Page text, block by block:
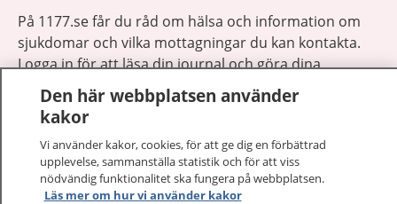
På 1177.se får du råd om hälsa och information om
sjukdomar och vilka mottagningar du kan kontakta.
Logga in för att läsa din journal och göra dina
vårdärenden. Ring telefonnummer 1177 för
sjukvårdsrådgivning dygnet runt.
1177 ger dig råd när du vill må bättre.
Den här webbplatsen använder
kakor
Vi använder kakor, cookies, för att ge dig en förbättrad
upplevelse, sammanställa statistik och för att viss
nödvändig funktionalitet ska fungera på webbplatsen.
Läs mer om hur vi använder kakor